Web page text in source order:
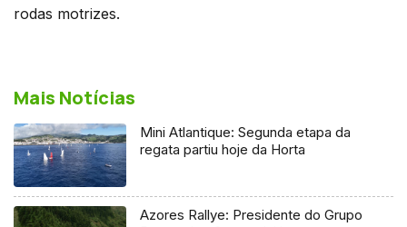
rodas motrizes.
Mais Notícias
Mini Atlantique: Segunda etapa da
regata partiu hoje da Horta
Azores Rallye: Presidente do Grupo